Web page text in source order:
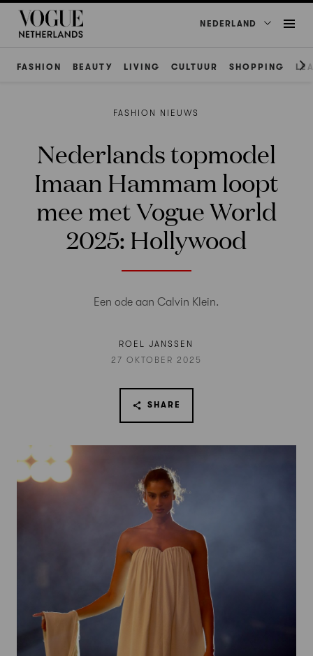
NEDERLAND
FASHION BEAUTY LIVING CULTUUR SHOPPING
FASHION NIEUWS
Nederlands topmodel
Imaan Hammam loopt
mee met Vogue World
2025: Hollywood
Een ode aan Calvin Klein.
ROEL JANSSEN
27 OKTOBER 2025
SHARE